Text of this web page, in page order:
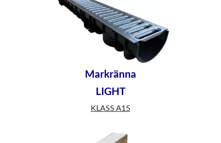
vattenavledning här! Leverans inom 1-7 dagar.
Markränna
LIGHT
KLASS A15